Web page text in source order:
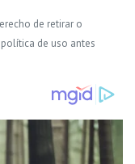
de retirar o
de uso antes